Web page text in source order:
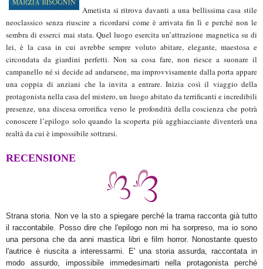
Ametista si ritrova davanti a una bellissima casa stile
neoclassico senza riuscire a ricordarsi come è arrivata fin lì e perché non le
sembra di esserci mai stata. Quel luogo esercita un’attrazione magnetica su di
lei, è la casa in cui avrebbe sempre voluto abitare, elegante, maestosa e
circondata da giardini perfetti. Non sa cosa fare, non riesce a suonare il
campanello né si decide ad andarsene, ma improvvisamente dalla porta appare
una coppia di anziani che la invita a entrare. Inizia così il viaggio della
protagonista nella casa del mistero, un luogo abitato da terrificanti e incredibili
presenze, una discesa orrorifica verso le profondità della coscienza che potrà
conoscere l’epilogo solo quando la scoperta più agghiacciante diventerà una
realtà da cui è impossibile sottrarsi.
RECENSIONE
Strana storia. Non ve la sto a spiegare perché la trama racconta già tutto
il raccontabile. Posso dire che l'epilogo non mi ha sorpreso, ma io sono
una persona che da anni mastica libri e film horror. Nonostante questo
l'autrice è riuscita a interessarmi. E' una storia assurda, raccontata in
modo assurdo, impossibile immedesimarti nella protagonista perché